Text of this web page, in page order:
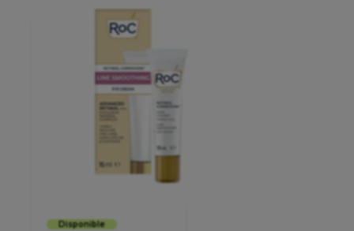
Disponible